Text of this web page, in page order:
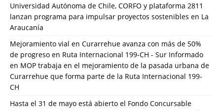
Universidad Autónoma de Chile, CORFO y plataforma 2811
lanzan programa para impulsar proyectos sostenibles en La
Araucanía
Mejoramiento vial en Curarrehue avanza con más de 50%
de progreso en Ruta Internacional 199-CH - Sur Informado
en MOP trabaja en el mejoramiento de la pasada urbana de
Curarrehue que forma parte de la Ruta Internacional 199-
CH
Hasta el 31 de mayo está abierto el Fondo Concursable